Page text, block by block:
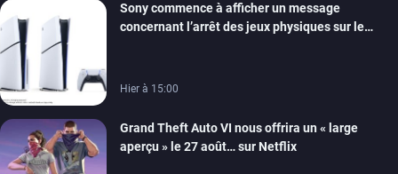
ios
android
xbox one
switch 2
Sony commence à afficher un message
concernant l’arrêt des jeux physiques sur le
Hier à 15:00
Grand Theft Auto VI nous offrira un « large
aperçu » le 27 août… sur Netflix